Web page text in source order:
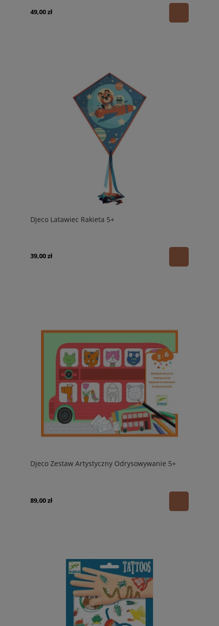
49,00 zł
Djeco Latawiec Rakieta 5+
39,00 zł
Djeco Zestaw Artystyczny Odrysowywanie 5+
89,00 zł